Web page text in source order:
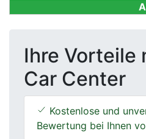
Ihre Vorteile
Car Center
Kostenlose und
Bewertung bei Ihnen